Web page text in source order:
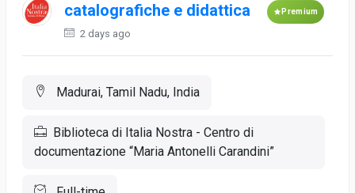
catalografiche e didattica
Premium
2 days ago
Madurai, Tamil Nadu, India
Biblioteca di Italia Nostra - Centro di
documentazione “Maria Antonelli Carandini”